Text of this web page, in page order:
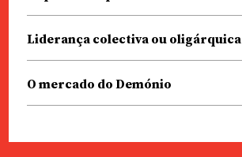
Liderança colectiva ou oligárquica
O mercado do Demónio